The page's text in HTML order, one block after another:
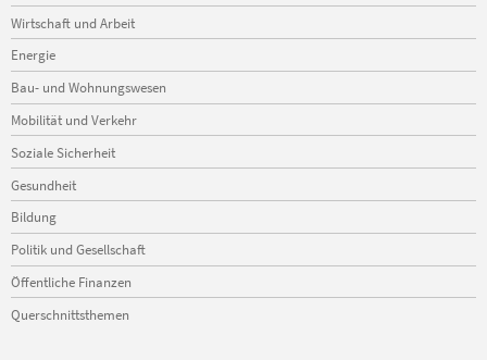
Wirtschaft und Arbeit
Energie
Bau- und Wohnungswesen
Mobilität und Verkehr
Soziale Sicherheit
Gesundheit
Bildung
Politik und Gesellschaft
Öffentliche Finanzen
Querschnittsthemen